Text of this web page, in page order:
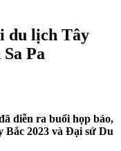
du lịch Tây
Pa
diễn ra buổi họp báo,
Bắc 2023 và Đại sứ Du